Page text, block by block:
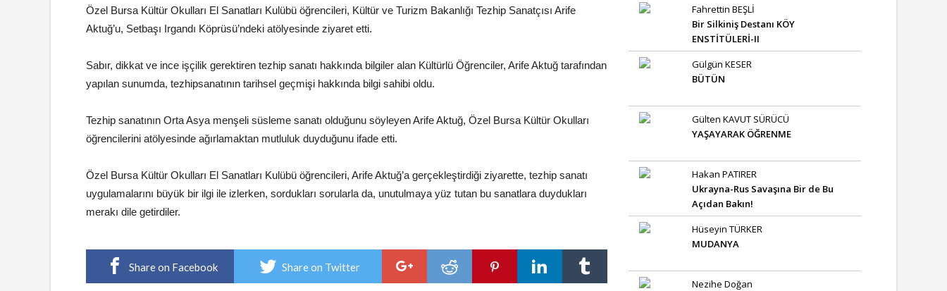
Özel Bursa Kültür Okulları El Sanatları Kulübü öğrencileri, Kültür ve Turizm Bakanlığı Tezhip Sanatçısı Arife
Aktuğ’u, Setbaşı Irgandı Köprüsü’ndeki atölyesinde ziyaret etti.
Sabır, dikkat ve ince işçilik gerektiren tezhip sanatı hakkında bilgiler alan Kültürlü Öğrenciler, Arife Aktuğ tarafından
yapılan sunumda, tezhipsanatının tarihsel geçmişi hakkında bilgi sahibi oldu.
Tezhip sanatının Orta Asya menşeli süsleme sanatı olduğunu söyleyen Arife Aktuğ, Özel Bursa Kültür Okulları
öğrencilerini atölyesinde ağırlamaktan mutluluk duyduğunu ifade etti.
Özel Bursa Kültür Okulları El Sanatları Kulübü öğrencileri, Arife Aktuğ’a gerçekleştirdiği ziyarette, tezhip sanatı
uygulamalarını büyük bir ilgi ile izlerken, sordukları sorularla da, unutulmaya yüz tutan bu sanatlara duydukları
merakı dile getirdiler.
Share on Facebook Share on Twitter
Fahrettin BEŞLİ
Bir Silkiniş Destanı KÖY
ENSTİTÜLERİ-II
Gülgün KESER
BÜTÜN
Gülten KAVUT SÜRÜCÜ
YAŞAYARAK ÖĞRENME
Hakan PATIRER
Ukrayna-Rus Savaşına Bir de Bu
Açıdan Bakın!
Hüseyin TÜRKER
MUDANYA
Nezihe Doğan